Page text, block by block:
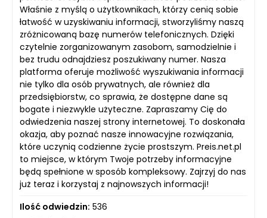
Właśnie z myślą o użytkownikach, którzy cenią sobie
łatwość w uzyskiwaniu informacji, stworzyliśmy naszą
zróżnicowaną bazę numerów telefonicznych. Dzięki
czytelnie zorganizowanym zasobom, samodzielnie i
bez trudu odnajdziesz poszukiwany numer. Nasza
platforma oferuje możliwość wyszukiwania informacji
nie tylko dla osób prywatnych, ale również dla
przedsiębiorstw, co sprawia, że dostępne dane są
bogate i niezwykle użyteczne. Zapraszamy Cię do
odwiedzenia naszej strony internetowej. To doskonała
okazja, aby poznać nasze innowacyjne rozwiązania,
które uczynią codzienne życie prostszym. Preis.net.pl
to miejsce, w którym Twoje potrzeby informacyjne
będą spełnione w sposób kompleksowy. Zajrzyj do nas
już teraz i korzystaj z najnowszych informacji!
Ilość odwiedzin: 536